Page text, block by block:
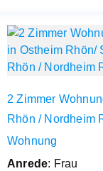
2 Zimmer
Rhön / Nordheim
Wohnung
Anrede: Frau